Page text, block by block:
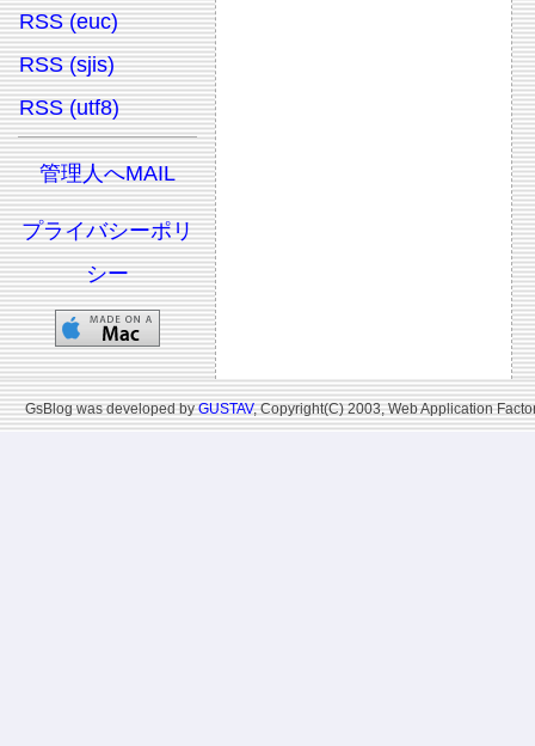
RSS (euc)
RSS (sjis)
RSS (utf8)
管理人へMAIL
プライバシーポリ
シー
GsBlog was developed byGUSTAV, Copyright(C) 2003, Web Application